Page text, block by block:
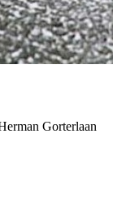
Gorterlaan